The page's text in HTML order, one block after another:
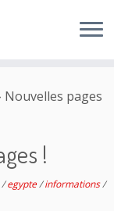
Nouvelles pages
!
/egypte/informations/